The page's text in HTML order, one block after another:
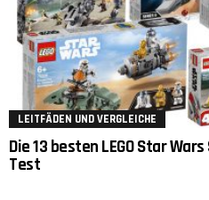
LEITFÄDEN UND VERGLEICHE
Die 13 besten LEGO Star
Test